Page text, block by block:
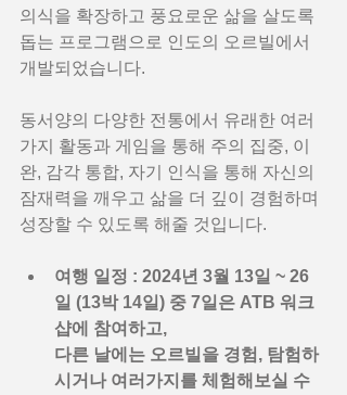
의식을 확장하고 풍요로운 삶을 살도록
돕는 프로그램으로 인도의 오르빌에서
개발되었습니다.
동서양의 다양한 전통에서 유래한 여러
가지 활동과 게임을 통해 주의 집중, 이
완, 감각 통합, 자기 인식을 통해 자신의
잠재력을 깨우고 삶을 더 깊이 경험하며
성장할 수 있도록 해줄 것입니다.
여행 일정 : 2024년 3월 13일 ~ 26
일 (13박 14일) 중 7일은 ATB 워크
샵에 참여하고,
다른 날에는 오르빌을 경험, 탐험하
시거나 여러가지를 체험해보실 수